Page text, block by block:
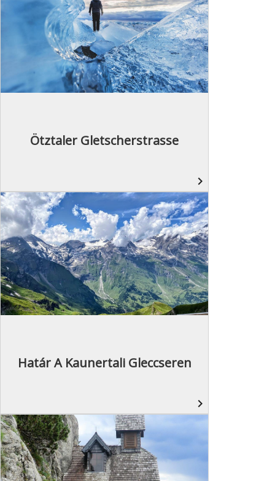
Ötztaler Gletscherstrasse
navigate_next
Határ A Kaunertali Gleccseren
navigate_next